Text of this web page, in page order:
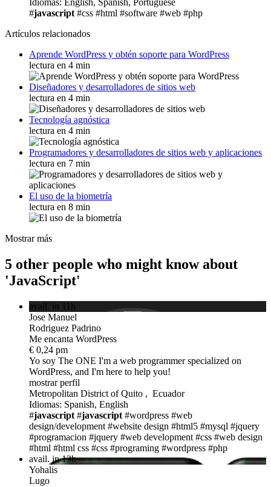
#javascript #css #html #software #web #php
Artículos relacionados
Aprende WordPress y obtén soporte para WordPress
lectura en 4 min
Diseñadores y desarrolladores de sitios web
lectura en 4 min
Tecnología agnóstica
lectura en 4 min
Programadores y desarrolladores de sitios web y aplicaciones
lectura en 7 min
El uso de la biometría
lectura en 8 min
Mostrar más
5 other people who might know about
'JavaScript'
avail. in 11h
Jose Manuel
Rodriguez Padrino
Me encanta WordPress
€ 0,24 pm
Yo soy The ONE I'm a web programmer specialized on
WordPress, and I'm here to help you!
mostrar perfil
Metropolitan District of Quito , Ecuador
Idiomas: Spanish, English
#javascript #javascript #wordpress #web
design/development #website design #html5 #mysql #jquery
#programacion #jquery #web development #css #web design
#html #html css #css #programing #wordpress #php
avail. in 13h
Yohalis
Lugo